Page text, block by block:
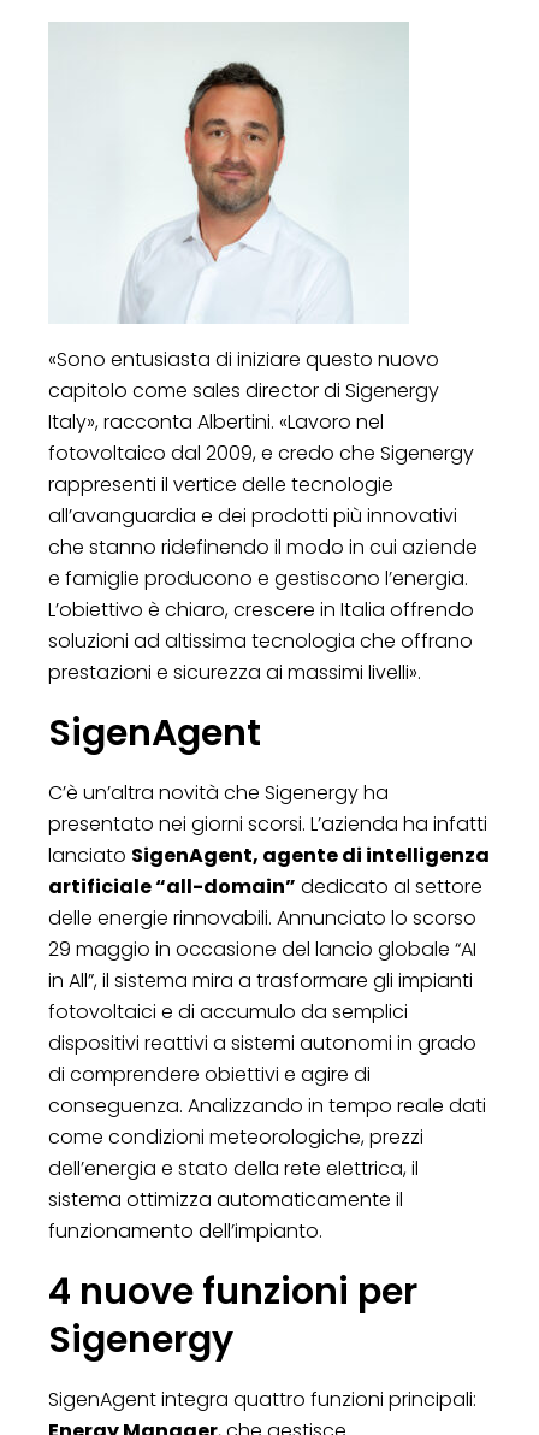
«Sono entusiasta di iniziare questo nuovo
capitolo come sales director di Sigenergy
Italy», racconta Albertini. «Lavoro nel
fotovoltaico dal 2009, e credo che Sigenergy
rappresenti il vertice delle tecnologie
all’avanguardia e dei prodotti più innovativi
che stanno ridefinendo il modo in cui aziende
e famiglie producono e gestiscono l’energia.
L’obiettivo è chiaro, crescere in Italia offrendo
soluzioni ad altissima tecnologia che offrano
prestazioni e sicurezza ai massimi livelli».
SigenAgent
C’è un’altra novità che Sigenergy ha
presentato nei giorni scorsi. L’azienda ha infatti
lanciato SigenAgent, agente di intelligenza
artificiale “all-domain” dedicato al settore
delle energie rinnovabili. Annunciato lo scorso
29 maggio in occasione del lancio globale “AI
in All”, il sistema mira a trasformare gli impianti
fotovoltaici e di accumulo da semplici
dispositivi reattivi a sistemi autonomi in grado
di comprendere obiettivi e agire di
conseguenza. Analizzando in tempo reale dati
come condizioni meteorologiche, prezzi
dell’energia e stato della rete elettrica, il
sistema ottimizza automaticamente il
funzionamento dell’impianto.
4 nuove funzioni per
Sigenergy
SigenAgent integra quattro funzioni principali: